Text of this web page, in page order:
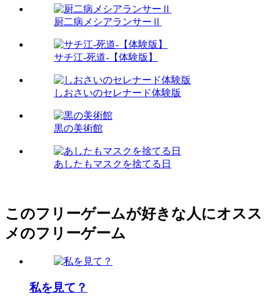
厨二病メシアランサーⅡ
サチ江-死道-【体験版】
しおさいのセレナード体験版
黒の美術館
あしたもマスクを捨てる日
このフリーゲームが好きな人にオスス
メのフリーゲーム
私を見て？